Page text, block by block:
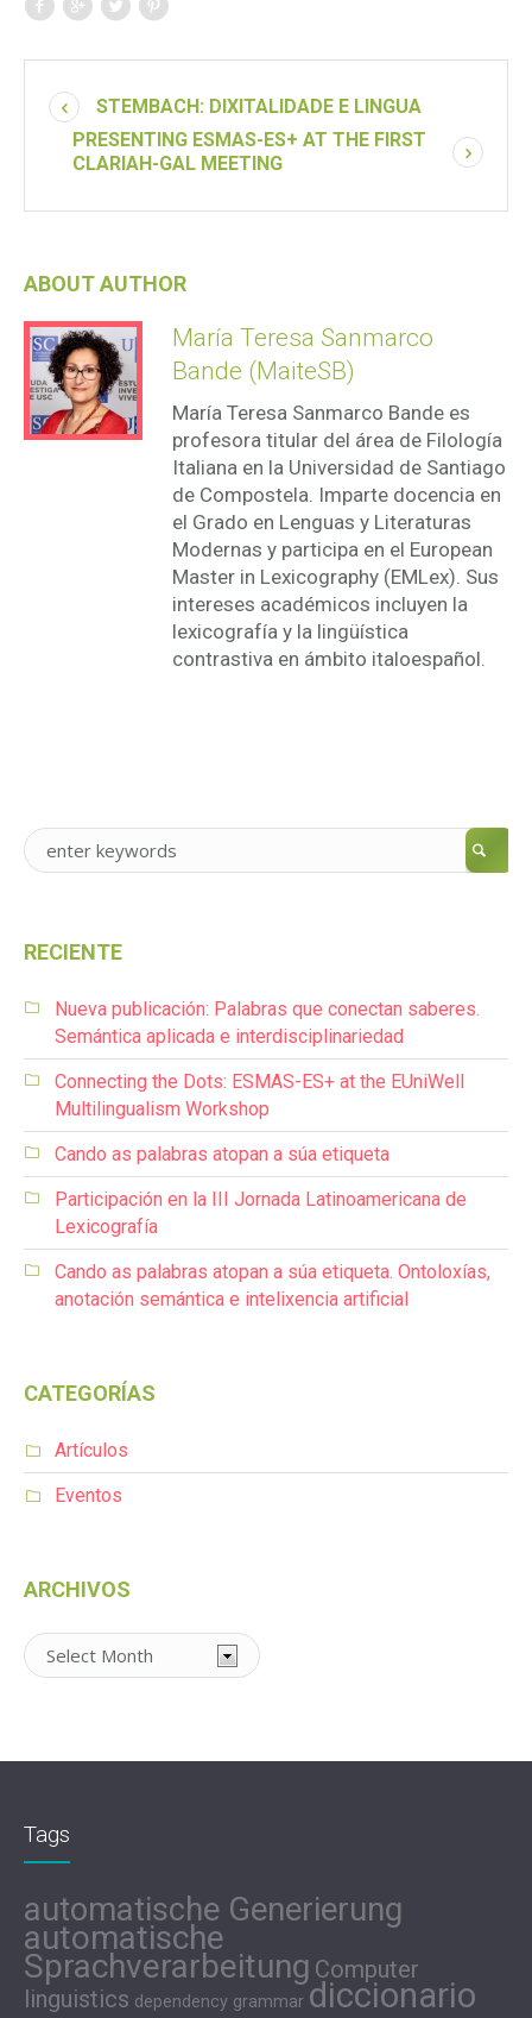
STEMBACH: DIXITALIDADE E LINGUA
PRESENTING ESMAS-ES+ AT THE FIRST
CLARIAH-GAL MEETING
ABOUT AUTHOR
María Teresa Sanmarco
Bande (MaiteSB)
María Teresa Sanmarco Bande es
profesora titular del área de Filología
Italiana en la Universidad de Santiago
de Compostela. Imparte docencia en
el Grado en Lenguas y Literaturas
Modernas y participa en el European
Master in Lexicography (EMLex). Sus
intereses académicos incluyen la
lexicografía y la lingüística
contrastiva en ámbito italoespañol.
RECIENTE
Nueva publicación: Palabras que conectan saberes.
Semántica aplicada e interdisciplinariedad
Connecting the Dots: ESMAS-ES+ at the EUniWell
Multilingualism Workshop
Cando as palabras atopan a súa etiqueta
Participación en la III Jornada Latinoamericana de
Lexicografía
Cando as palabras atopan a súa etiqueta. Ontoloxías,
anotación semántica e intelixencia artificial
CATEGORÍAS
Artículos
Eventos
ARCHIVOS
Archivos
Tags
automatische Generierung
automatische
Sprachverarbeitung Computer
linguistics dependency grammar diccionario